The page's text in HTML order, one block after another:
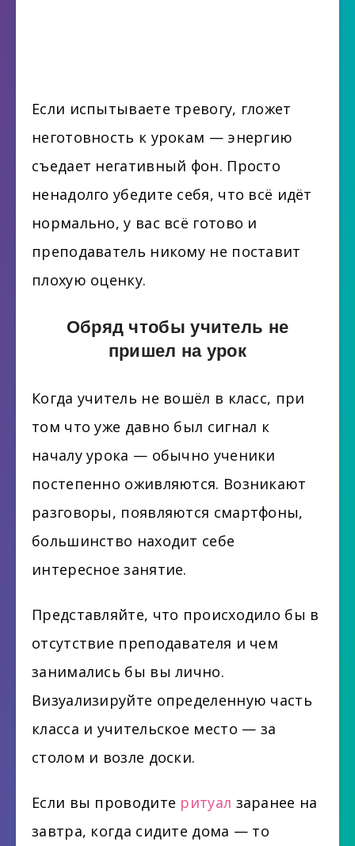
Если испытываете тревогу, гложет
неготовность к урокам — энергию
съедает негативный фон. Просто
ненадолго убедите себя, что всё идёт
нормально, у вас всё готово и
преподаватель никому не поставит
плохую оценку.
Обряд чтобы учитель не
пришел на урок
Когда учитель не вошёл в класс, при
том что уже давно был сигнал к
началу урока — обычно ученики
постепенно оживляются. Возникают
разговоры, появляются смартфоны,
большинство находит себе
интересное занятие.
Представляйте, что происходило бы в
отсутствие преподавателя и чем
занимались бы вы лично.
Визуализируйте определенную часть
класса и учительское место — за
столом и возле доски.
Если вы проводите ритуал заранее на
завтра, когда сидите дома — то